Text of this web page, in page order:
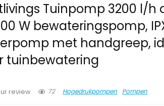
Tuinpomp 3200 l/h
W bewateringspomp,
met handgreep,
tuinbewatering
review 72 Hogedrukpompen Pompen